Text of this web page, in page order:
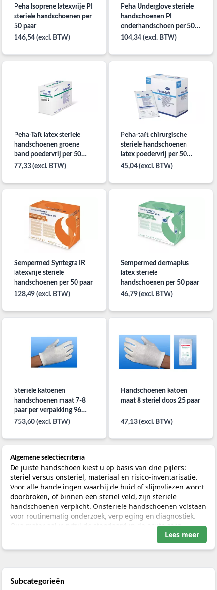
Subcategorieën
Peha Isoprene latexvrije PI
steriele handschoenen per
50 paar
146,54 (excl. BTW)
Peha Underglove steriele
handschoenen PI
onderhandschoen per 50
paar
104,34 (excl. BTW)
Peha-Taft latex steriele
handschoenen groene
band poedervrij per 50
paar
77,33 (excl. BTW)
Peha-taft chirurgische
steriele handschoenen
latex poedervrij per 50
paar
45,04 (excl. BTW)
Sempermed Syntegra IR
latexvrije steriele
handschoenen per 50 paar
128,49 (excl. BTW)
Sempermed dermaplus
latex steriele
handschoenen per 50 paar
46,79 (excl. BTW)
Steriele katoenen
handschoenen maat 7-8
paar per verpakking 96
paar per doos
753,60 (excl. BTW)
Handschoenen katoen
maat 8 steriel doos 25 paar
47,13 (excl. BTW)
Algemene selectiecriteria
De juiste handschoen kiest u op basis van drie pijlers:
steriel versus onsteriel, materiaal en risico-inventarisatie.
Voor alle handelingen waarbij de huid of slijmvliezen wordt
doorbroken, of binnen een steriel veld, zijn steriele
handschoenen verplicht. Onsteriele handschoenen volstaan
voor routinematig onderzoek, verpleging en diagnostiek.
Qua materiaal is nitril de standaard in de acute zorg
vanwege de hoge weerstand tegen punctie en chemicaliën.
Latex biedt het beste tastgevoel, maar is gecontra-indiceerd
voor extra veiligheid.
Lees meer